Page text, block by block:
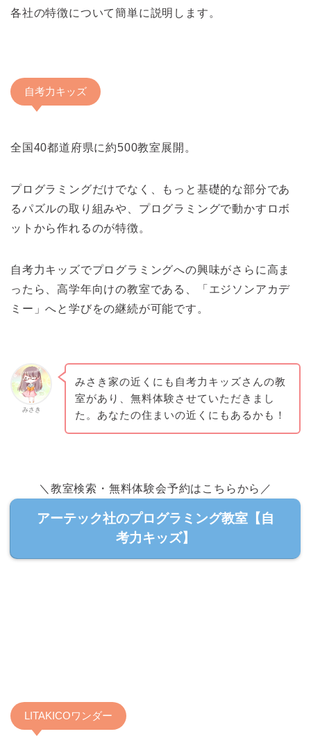
各社の特徴について簡単に説明します。
自考力キッズ
全国40都道府県に約500教室展開。
プログラミングだけでなく、もっと基礎的な部分であ
るパズルの取り組みや、プログラミングで動かすロボ
ットから作れるのが特徴。
自考力キッズでプログラミングへの興味がさらに高ま
ったら、高学年向けの教室である、「エジソンアカデ
ミー」へと学びをの継続が可能です。
みさき
みさき家の近くにも自考力キッズさんの教
室があり、無料体験させていただきまし
た。あなたの住まいの近くにもあるかも！
＼教室検索・無料体験会予約はこちらから／
アーテック社のプログラミング教室【自
考力キッズ】
LITAKICOワンダー